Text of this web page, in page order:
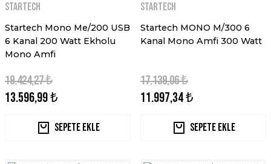
STARTECH
Startech Mono Me/200 USB
6 Kanal 200 Watt Ekholu
Mono Amfi
13.596,99 ₺
19.424,27 ₺
Sepete Ekle
STARTECH
Startech MONO M/300 6
Kanal Mono Amfi 300 Watt
11.997,34 ₺
17.139,06 ₺
Sepete Ekle